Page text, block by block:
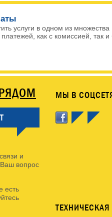
услуги в одном из множества
как с комиссией, так и
и
Ваш вопрос
есть
МЫ В